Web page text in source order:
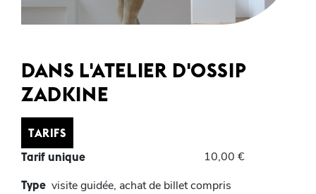
DANS L'ATELIER D'OSSIP
ZADKINE
TARIFS
Tarif unique
10,00 €
Type visite guidée, achat de billet compris